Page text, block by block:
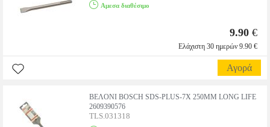
Αμεσα διαθέσιμο
9.90 €
Ελάχιστη 30 ημερών 9.90 €
Αγορά
ΒΕΛΟΝΙ BOSCH SDS-PLUS-7Χ 250MM LONG LIFE
2609390576
TLS.031318